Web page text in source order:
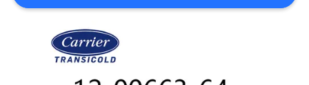
খবর